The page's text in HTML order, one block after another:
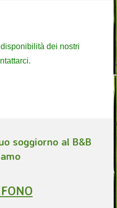
dei nostri
soggiorno al B&B